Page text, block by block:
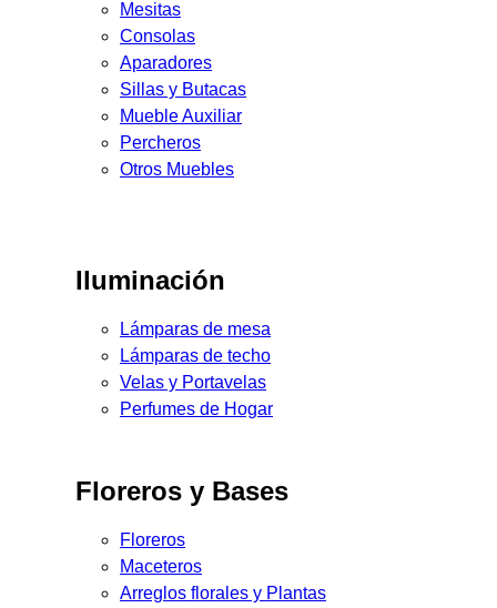
Mesitas
Consolas
Aparadores
Sillas y Butacas
Mueble Auxiliar
Percheros
Otros Muebles
Iluminación
Lámparas de mesa
Lámparas de techo
Velas y Portavelas
Perfumes de Hogar
Floreros y Bases
Floreros
Maceteros
Arreglos florales y Plantas